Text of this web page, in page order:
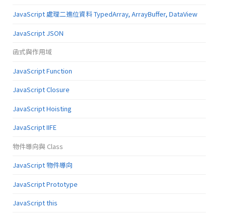
JavaScript 處理二進位資料 TypedArray, ArrayBuffer, DataView
JavaScript JSON
函式與作用域
JavaScript Function
JavaScript Closure
JavaScript Hoisting
JavaScript IIFE
物件導向與 Class
JavaScript 物件導向
JavaScript Prototype
JavaScript this